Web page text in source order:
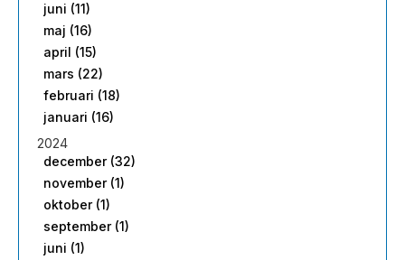
juni (11)
maj (16)
april (15)
mars (22)
februari (18)
januari (16)
2024
december (32)
november (1)
oktober (1)
september (1)
juni (1)